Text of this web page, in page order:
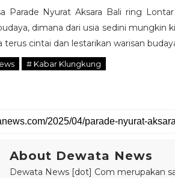
Parade Nyurat Aksara Bali ring
dimana dari usia sedini mungkin
cintai dan lestarikan warisan
# Kabar Klungkung
About Dewata News
Dewata News [dot] Com merupakan